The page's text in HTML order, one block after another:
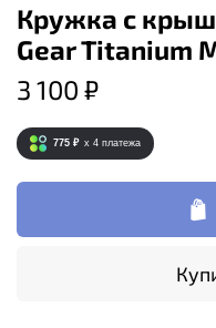
Кружкa с
Gear Titanium
3 100 ₽
775 ₽ x 4 платежа